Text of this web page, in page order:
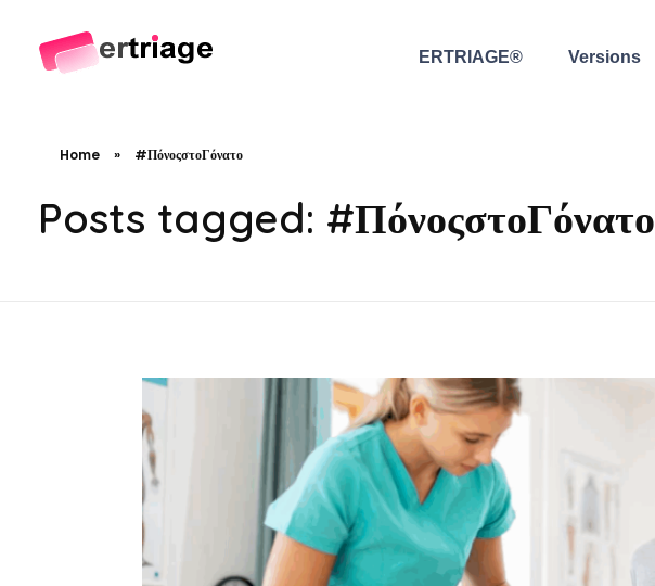
ERTRIAGE® Versions
Home » #ΠόνοςστοΓόνατο
Posts tagged: #ΠόνοςστοΓόνατο